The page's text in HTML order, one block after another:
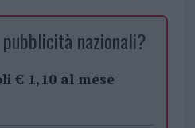
nazionali?
€ 1,10 al mese